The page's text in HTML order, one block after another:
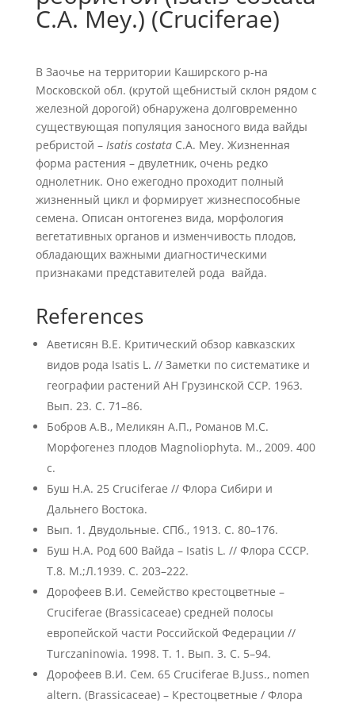
C.A. Mey.) (Cruciferae)
В Заочье на территории Каширского р-на
Московской обл. (крутой щебнистый склон рядом с
железной дорогой) обнаружена долговременно
существующая популяция заносного вида вайды
ребристой – Isatis costataC.A. Mey. Жизненная
форма растения – двулетник, очень редко
однолетник. Оно ежегодно проходит полный
жизненный цикл и формирует жизнеспособные
семена. Описан онтогенез вида, морфология
вегетативных органов и изменчивость плодов,
обладающих важными диагностическими
признаками представителей рода вайда.
References
Аветисян В.Е. Критический обзор кавказских
видов рода Isatis L. // Заметки по систематике и
географии растений АН Грузинской ССР. 1963.
Вып. 23. С. 71–86.
Бобров А.В., Меликян А.П., Романов М.С.
Морфогенез плодов Magnoliophyta. М., 2009. 400
с.
Буш Н.А. 25 Сruciferae // Флора Сибири и
Дальнего Востока.
Вып. 1. Двудольные. СПб., 1913. С. 80–176.
Буш Н.А. Род 600 Вайда – Isatis L. // Флора СССР.
Т.8. М.;Л.1939. С. 203–222.
Дорофеев В.И. Семейство крестоцветные –
Cruciferae (Brassicaceae) средней полосы
европейской части Российской Федерации //
Turczaninowia. 1998. Т. 1. Вып. 3. С. 5–94.
Дорофеев В.И. Сем. 65 Cruciferae B.Juss., nomen
altern. (Brassicaceae) – Крестоцветные / Флора